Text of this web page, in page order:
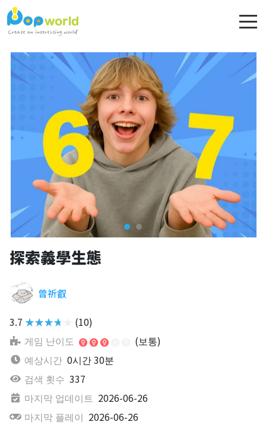
探索義學生態
曾祈叡
3.7 ★★★★★
(10)
게임 난이도
(보통)
예상시간 0시간 30분
검색 횟수 337
마지막 업데이트 2026-06-26
마지막 플레이 2026-06-26